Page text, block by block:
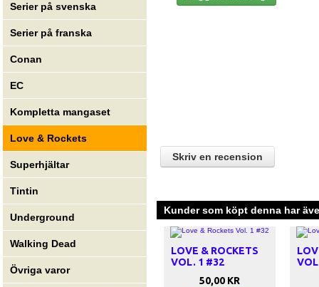
Serier på svenska
Serier på franska
Conan
EC
Kompletta mangaset
Love & Rockets
Superhjältar
Tintin
Underground
Walking Dead
Övriga varor
Skriv en recension
Kunder som köpt denna har
LOVE & ROCKETS
VOL. 1 #32
50,00 KR